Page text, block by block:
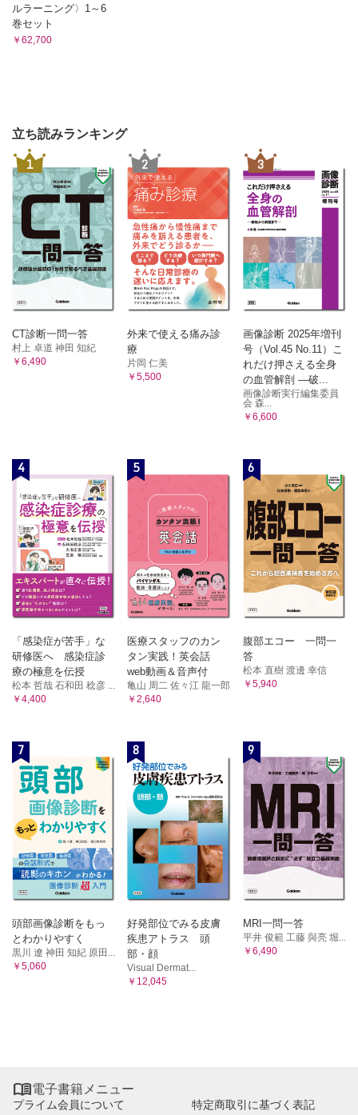
ルラーニング〉1～6
巻セット
￥62,700
立ち読みランキング
1
CT診断一問一答
村上 卓道 神田 知紀
￥6,490
2
外来で使える痛み診
療
片岡 仁美
￥5,500
3
画像診断 2025年増刊
号（Vol.45 No.11）こ
れだけ押さえる全身
の血管解剖 ―破...
画像診断実行編集委員
会 森...
￥6,600
4
「感染症が苦手」な
研修医へ 感染症診
療の極意を伝授
松本 哲哉 石和田 稔彦 ...
￥4,400
5
医療スタッフのカン
タン実践！英会話
web動画＆音声付
亀山 周二 佐々江 龍一郎
￥2,640
6
腹部エコー 一問一
答
松本 直樹 渡邊 幸信
￥5,940
7
頭部画像診断をもっ
とわかりやすく
黒川 遼 神田 知紀 原田...
￥5,060
8
好発部位でみる皮膚
疾患アトラス 頭
部・顔
Visual Dermat...
￥12,045
9
MRI一問一答
平井 俊範 工藤 與亮 堀...
￥6,490
電子書籍メニュー
プライム会員について 特定商取引に基づく表記